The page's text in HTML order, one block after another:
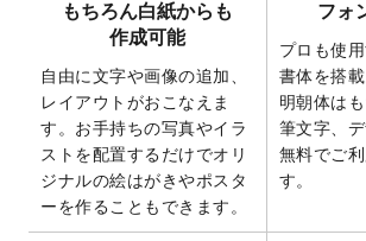
2025/7/30
キャンバスプリントのデ
トを追加いたしました。
2025/6/30
暑中見舞いのデザインテ
しました。
2025/6/27
キャンバスプリントのデ
トを追加いたしました。
2025/6/24
2026年版1月始まりのカ
テンプレートを公開いた
もちろん白紙からも
作成可能
自由に文字や画像の追加、
レイアウトがおこなえま
す。お手持ちの写真やイラ
ストを配置するだけでオリ
ジナルの絵はがきやポスタ
ーを作ることもできます。
フォ
プロも使
書体を搭載
明朝体は
筆文字、
無料でご
す。